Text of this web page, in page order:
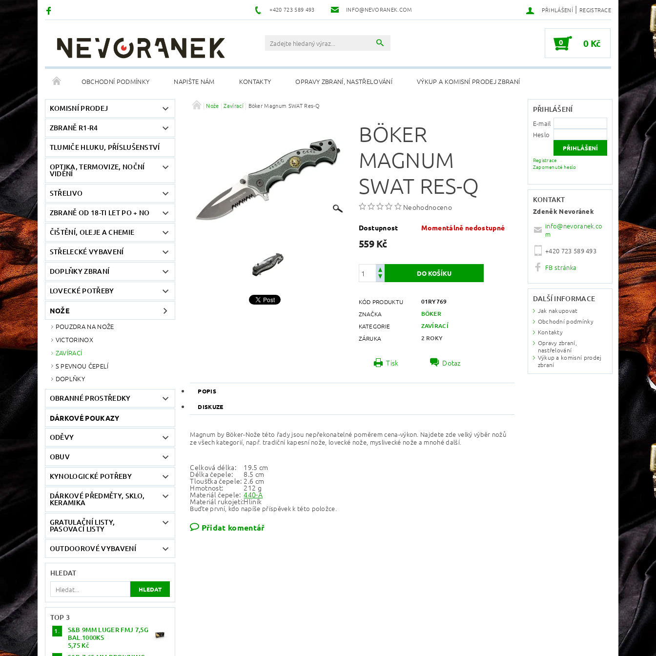
+420 723 589 493 INFO@NEVORANEK.COM PŘIHLÁŠENÍ | REGISTRACE
0 0 Kč
OBCHODNÍ PODMÍNKY NAPIŠTE NÁM KONTAKTY OPRAVY ZBRANÍ, NASTŘELOVÁNÍ VÝKUP A KOMISNÍ PRODEJ ZBRANÍ
KOMISNÍ PRODEJ
ZBRANĚ R1-R4
TLUMIČE HLUKU, PŘÍSLUŠENSTVÍ
OPTIKA, TERMOVIZE, NOČNÍ
VIDĚNÍ
STŘELIVO
ZBRANĚ OD 18-TI LET PO + NO
ČIŠTĚNÍ, OLEJE A CHEMIE
STŘELECKÉ VYBAVENÍ
DOPLŇKY ZBRANÍ
LOVECKÉ POTŘEBY
NOŽE
POUZDRA NA NOŽE
VICTORINOX
ZAVÍRACÍ
S PEVNOU ČEPELÍ
DOPLŇKY
OBRANNÉ PROSTŘEDKY
DÁRKOVÉ POUKAZY
ODĚVY
OBUV
KYNOLOGICKÉ POTŘEBY
DÁRKOVÉ PŘEDMĚTY, SKLO,
KERAMIKA
GRATULAČNÍ LISTY,
PASOVACÍ LISTY
OUTDOOROVÉ VYBAVENÍ
HLEDAT
TOP 3
S&B 9MM LUGER FMJ 7,5G
BAL.1000KS
5,75 Kč
Nože Zavírací Böker Magnum SWAT Res-Q
BÖKER
MAGNUM
SWAT RES-Q
Neohodnoceno
Dostupnost Momentálně nedostupné
559 Kč
KÓD PRODUKTU 01RY769
ZNAČKA BÖKER
KATEGORIE ZAVÍRACÍ
ZÁRUKA 2 ROKY
Tisk Dotaz
POPIS
DISKUZE
Magnum by Böker-Nože této řady jsou nepřekonatelné poměrem cena-výkon. Najdete zde velký výběr nožů
ze všech kategorií, např. tradiční kapesní nože, lovecké nože, myslivecké nože a mnohé další.
Celková délka: 19.5 cm
Délka čepele: 8.5 cm
Tloušťka čepele: 2.6 cm
Hmotnost: 212 g
Materiál čepele: 440-A
Materiál rukojeti:Hliník
Buďte první, kdo napíše příspěvek k této položce.
Přidat komentář
PŘIHLÁŠENÍ
E-mail
Heslo
Registrace
Zapomenuté heslo
KONTAKT
Zdeněk Nevoránek
info@nevoranek.co
m
+420 723 589 493
FB stránka
DALŠÍ INFORMACE
Jak nakupovat
Obchodní podmínky
Kontakty
Opravy zbraní,
nastřelování
Výkup a komisní prodej
zbraní